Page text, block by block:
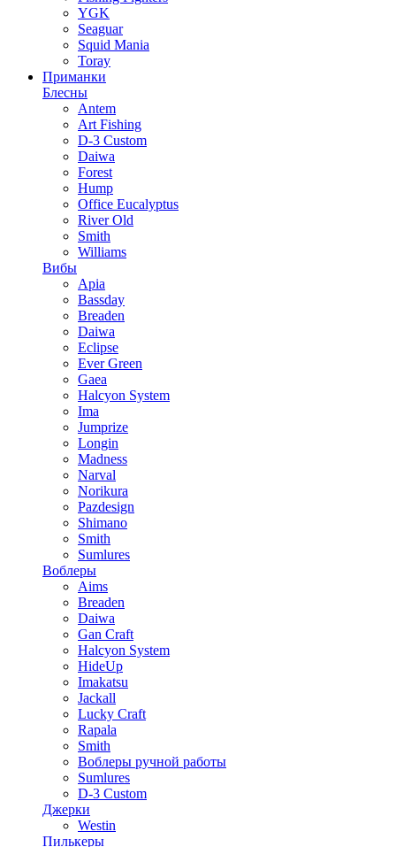
YGK
Seaguar
Squid Mania
Toray
Приманки
Блесны
Antem
Art Fishing
D-3 Custom
Daiwa
Forest
Hump
Office Eucalyptus
River Old
Smith
Williams
Вибы
Apia
Bassday
Breaden
Daiwa
Eclipse
Ever Green
Gaea
Halcyon System
Ima
Jumprize
Longin
Madness
Narval
Norikura
Pazdesign
Shimano
Smith
Sumlures
Воблеры
Aims
Breaden
Daiwa
Gan Craft
Halcyon System
HideUp
Imakatsu
Jackall
Lucky Craft
Rapala
Smith
Воблеры ручной работы
Sumlures
D-3 Custom
Джерки
Westin
Пилькеры